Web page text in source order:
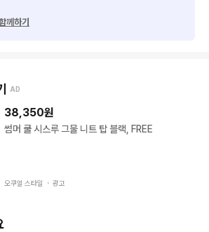
께하기
AD
38,350원
썸머 쿨 시스루 그물 니트 탑 블랙, FREE
오쿠얼 스타일 ・ 광고